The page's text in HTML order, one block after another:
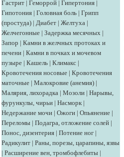
Гастрит | Геморрой | Гипертония |
Гипотония | Головная боль | Грипп
(простуда) | Диабет | Желтуха |
Желчегонные | Задержка месячных |
Запор | Камни в желчных протоках и
печени | Камни в почках и мочевом
пузыре | Кашель | Климакс |
Кровотечения носовые | Кровотечения
маточные | Малокровие (анемия) |
Малярия, лихорадка | Мозоли | Нарывы,
фурункулы, чирьи | Насморк |
Недержание мочи | Ожоги | Опьянение |
Переломы | Подагра, отложение солей |
Понос, дизентерия | Потение ног |
Радикулит | Раны, порезы, царапины, язвы
| Расширение вен, тромбофлебиты |